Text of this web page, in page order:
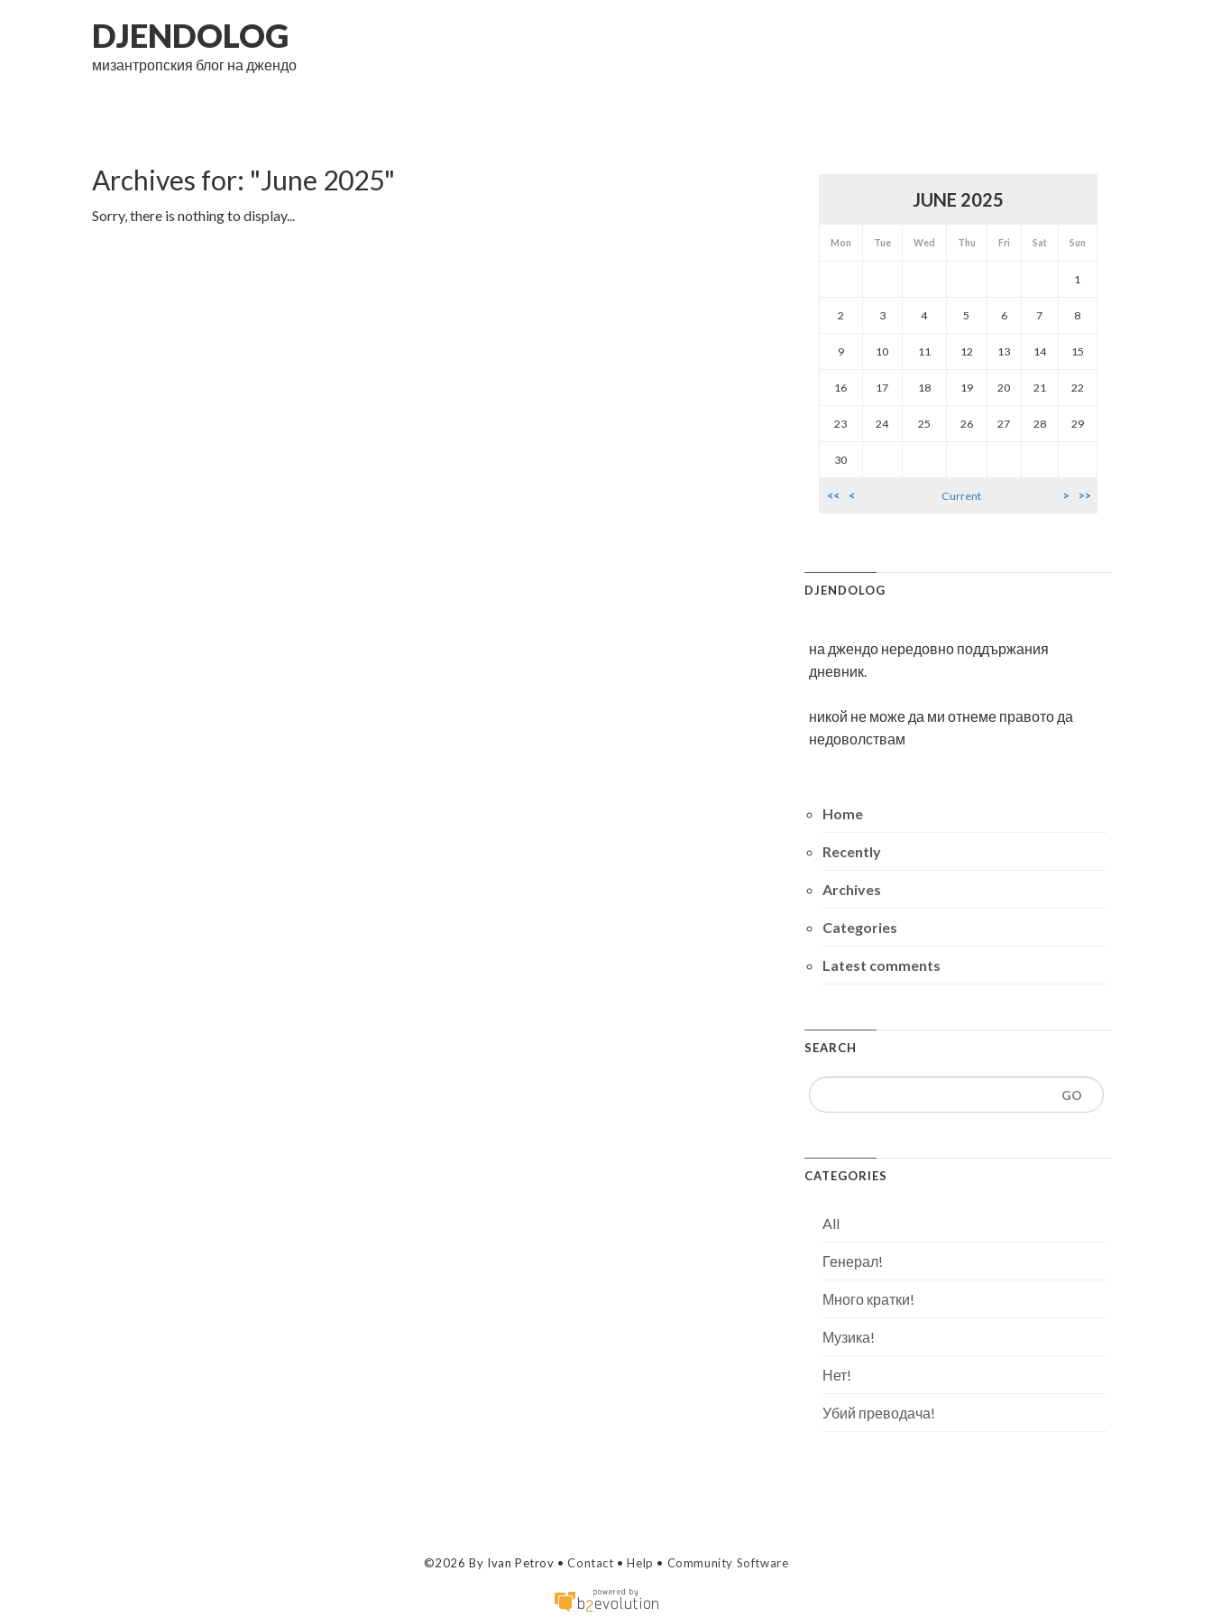
DJENDOLOG
мизантропския блог на джендо
Archives for: "June 2025"
Sorry, there is nothing to display...
JUNE 2025
Mon Tue Wed Thu Fri Sat Sun
1
2 3 4 5 6 7 8
9 10 11 12 13 14 15
16 17 18 19 20 21 22
23 24 25 26 27 28 29
30
<< < Current > >>
DJENDOLOG
на джендо нередовно поддържания
дневник.
никой не може да ми отнеме правото да
недоволствам
Home
Recently
Archives
Categories
Latest comments
SEARCH
CATEGORIES
All
Генерал!
Много кратки!
Музика!
Нет!
Убий преводача!
©2026 By Ivan Petrov •Contact •Help • Community Software